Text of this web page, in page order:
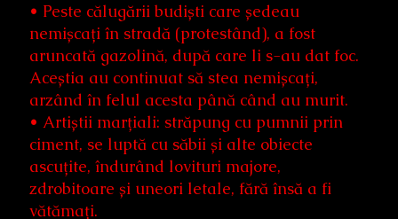
• Peste călugării budiști care ședeau
nemișcați în stradă (protestând), a fost
aruncată gazolină, după care li s-au dat foc.
Aceștia au continuat să stea nemișcați,
arzând în felul acesta până când au murit.
• Artiștii marțiali: străpung cu pumnii prin
ciment, se luptă cu săbii și alte obiecte
ascuțite, îndurând lovituri majore,
zdrobitoare și uneori letale, fără însă a fi
vătămați.